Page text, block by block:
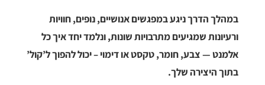
במהלך הדרך ניגע במפגשים אנושיים, נופים, חוויות
ורעיונות שמגיעים מתרבויות שונות,ונלמד יחד איך כל
אלמנט — צבע, חומר, טקסט או דימוי – יכול להפוך ל’קול’
בתוך היצירה שלך.